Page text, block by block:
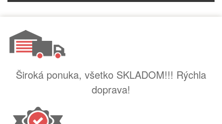
Široká ponuka, všetko SKLADOM!!! Rýchla
doprava!